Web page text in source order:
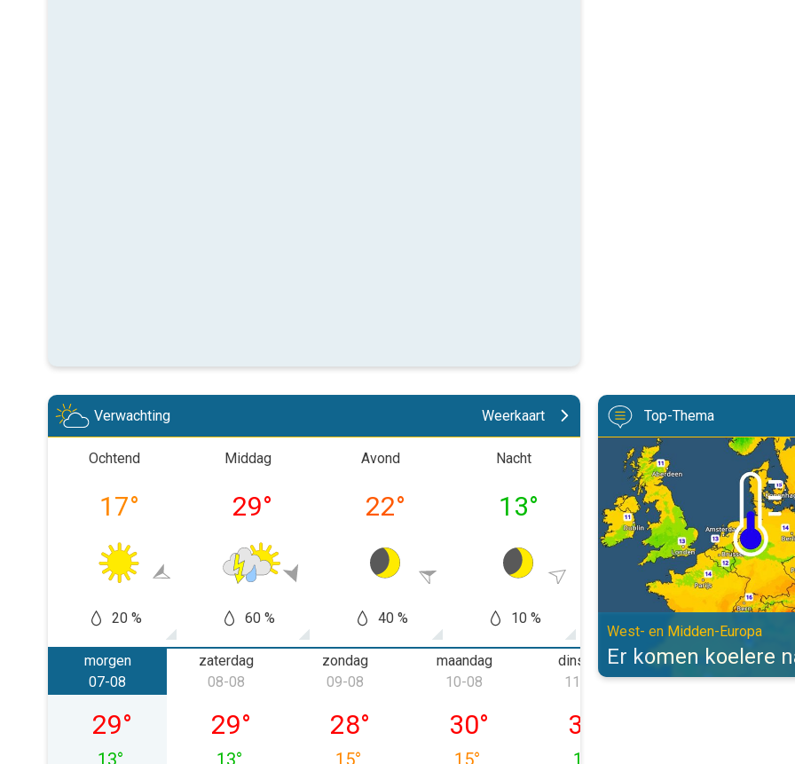
Verwachting Weerkaart
Ochtend
17°
20 %
Middag
29°
60 %
Avond
22°
40 %
Nacht
13°
10 %
Ochtend
18°
20 %
29
morgen
vrijdag 07-08
07-08
29°
13°
zaterdag
zaterdag 08-08
08-08
29°
13°
zondag
zondag 09-08
09-08
28°
15°
maandag
maandag 10-08
10-08
30°
15°
dinsdag
11-08
30
14
woensdag
12-08
Top-Thema
Er komen koelere nachten aan.
West- en Midden-Europa
Er komen koelere